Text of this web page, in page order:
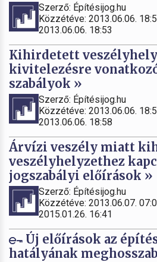
Szerző: Építésijog.hu
Közzétéve: 2013.06.06.
2013.06.06. 18:53
Kihirdetett
kivitelezésre
szabályok »
Szerző: Építésijog.hu
Közzétéve: 2013.06.06.
2013.06.06. 18:58
Árvízi veszély miatt
veszélyhelyzethez
jogszabályi előírások »
Szerző: Építésijog.hu
Közzétéve: 2013.06.07.
2015.01.26. 16:41
Új előírások az
hatályának